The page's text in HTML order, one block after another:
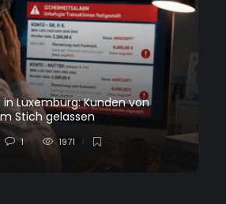
Luxemburg: Kunden von
Stich gelassen
1 1971